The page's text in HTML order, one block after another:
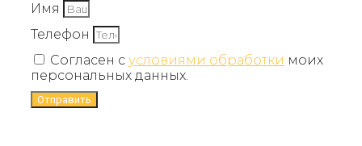
Имя
Телефон
Согласен с условиями обработки моих
персональных данных.
Отправить